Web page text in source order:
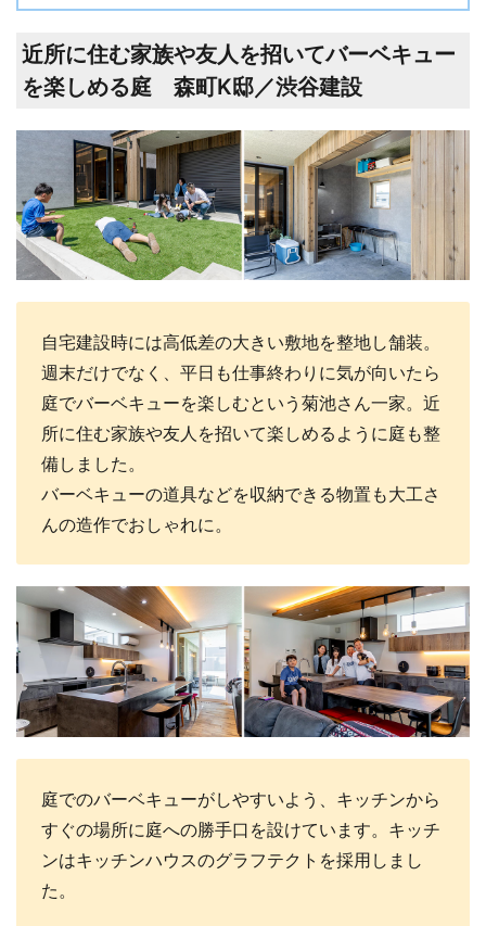
近所に住む家族や友人を招いてバーベキュー
を楽しめる庭 森町K邸／渋谷建設
自宅建設時には高低差の大きい敷地を整地し舗装。
週末だけでなく、平日も仕事終わりに気が向いたら
庭でバーベキューを楽しむという菊池さん一家。近
所に住む家族や友人を招いて楽しめるように庭も整
備しました。
バーベキューの道具などを収納できる物置も大工さ
んの造作でおしゃれに。
庭でのバーベキューがしやすいよう、キッチンから
すぐの場所に庭への勝手口を設けています。キッチ
ンはキッチンハウスのグラフテクトを採用しまし
た。